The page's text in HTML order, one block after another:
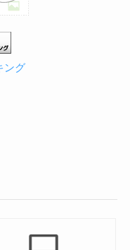
ング